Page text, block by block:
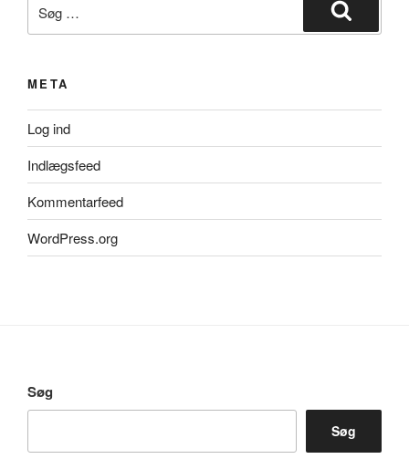
efter:
Søg
META
Log ind
Indlægsfeed
Kommentarfeed
WordPress.org
Søg
Søg